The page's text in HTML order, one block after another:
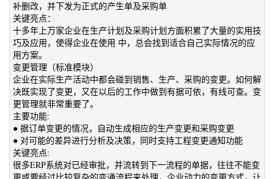
补删改，并下发为正式的产生单及采购单
关键亮点：
十多年上万家企业在生产计划及采购计划方面积累了大量的实用技
巧及应用，使得企业在使用 中，总会找到适合自己实际情况的应
用方案。
变更管理（标准模块）
企业在实际生产活动中都会碰到销售、生产、采购的变更。如何解
决既实现了变更，又在以后的工作中做到有据可依，有线可查。变
更管理就非常重要了。
主要功能:
● 据订单变更的情况，自动生成相应的生产变更和采购变更
● 对可能的差异进行分析及决策，同时支持工程变更通知功能
关键亮点:
很多ERP系统对已经审批，并流转到下一流程的单据，往往不能变